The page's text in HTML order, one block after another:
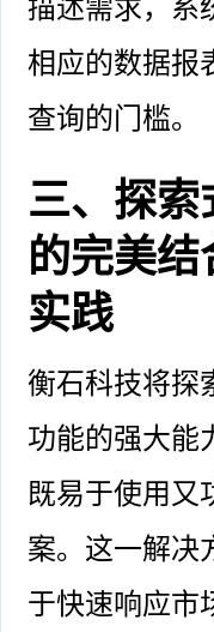
描述需求，系
相应的数据报
查询的门槛。
三、探
的完美
实践
衡石科技将探
功能的强大能
既易于使用又
案。这一解决
于快速响应市